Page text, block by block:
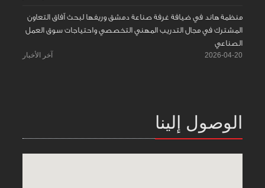
منظمة هاند في ضيافة غرفة صناعة دمشق وريفها لبحث آفاق التعاون
المشترك في مجال التدريب المهني التخصصي واحتياجات سوق العمل
الصناعي
2026-04-20 آخر الأخبار
الوصول إلينا